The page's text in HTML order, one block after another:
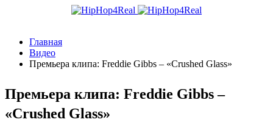
Главная
Видео
Премьера клипа: Freddie Gibbs – «Crushed Glass»
Премьера клипа: Freddie Gibbs –
«Crushed Glass»